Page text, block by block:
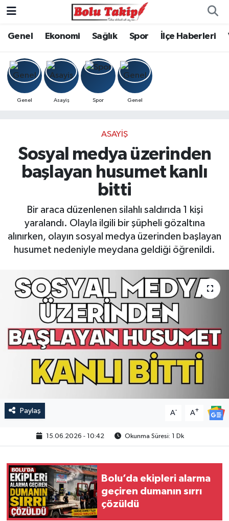
Genel Ekonomi Sağlık Spor İlçe Haberleri
Genel Asayiş Spor Genel
ASAYIŞ
Sosyal medya üzerinden
başlayan husumet kanlı
bitti
Bir araca düzenlenen silahlı saldırıda 1 kişi
yaralandı. Olayla ilgili bir şüpheli gözaltına
alınırken, olayın sosyal medya üzerinden başlayan
husumet nedeniyle meydana geldiği öğrenildi.
Paylaş A- A+
15.06.2026 - 10:42 Okunma Süresi: 1 Dk
Bolu’da ekipleri alarma
geçiren dumanın sırrı
çözüldü